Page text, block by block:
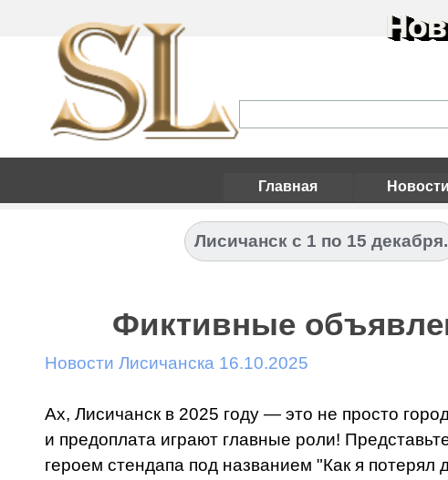
Главная Новости
Лисичанск с 1 по 15 декабря.
Фиктивные
Новости Лисичанска 16.10.2025
Ах, Лисичанск в 2025 году — это не просто
и предоплата играют главные роли!
героем стендапа под названием "Как я